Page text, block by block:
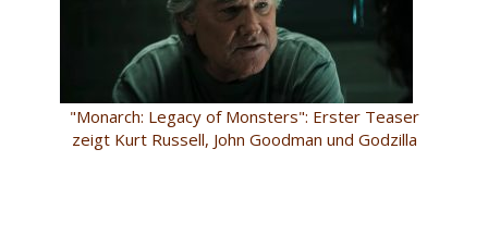
"Monarch: Legacy of Monsters": Erster Teaser
zeigt Kurt Russell, John Goodman und Godzilla